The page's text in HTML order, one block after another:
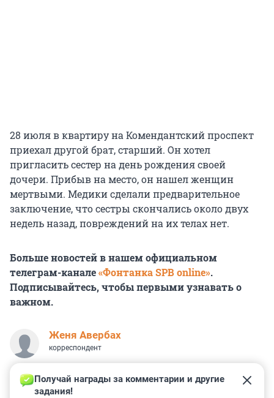
28 июля в квартиру на Комендантский проспект
приехал другой брат, старший. Он хотел
пригласить сестер на день рождения своей
дочери. Прибыв на место, он нашел женщин
мертвыми. Медики сделали предварительное
заключение, что сестры скончались около двух
недель назад, повреждений на их телах нет.
Больше новостей в нашем официальном
телеграм-канале«Фонтанка SPB online».
Подписывайтесь, чтобы первыми узнавать о
важном.
Женя Авербах
корреспондент
Получай награды за комментарии и другие
задания!